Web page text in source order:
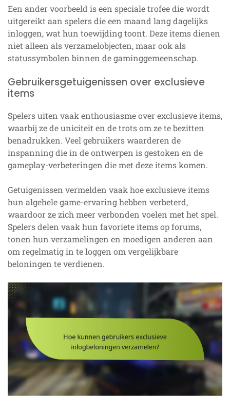
Een ander voorbeeld is een speciale trofee die wordt
uitgereikt aan spelers die een maand lang dagelijks
inloggen, wat hun toewijding toont. Deze items dienen
niet alleen als verzamelobjecten, maar ook als
statussymbolen binnen de gaminggemeenschap.
Gebruikersgetuigenissen over exclusieve
items
Spelers uiten vaak enthousiasme over exclusieve items,
waarbij ze de uniciteit en de trots om ze te bezitten
benadrukken. Veel gebruikers waarderen de
inspanning die in de ontwerpen is gestoken en de
gameplay-verbeteringen die met deze items komen.
Getuigenissen vermelden vaak hoe exclusieve items
hun algehele game-ervaring hebben verbeterd,
waardoor ze zich meer verbonden voelen met het spel.
Spelers delen vaak hun favoriete items op forums,
tonen hun verzamelingen en moedigen anderen aan
om regelmatig in te loggen om vergelijkbare
beloningen te verdienen.